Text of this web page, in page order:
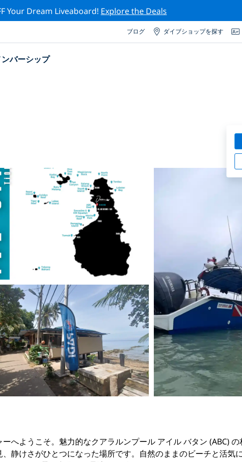
Your Dream Liveaboard! Explore the Deals
ブログ ダイブショップを探す
ンバーシップ
ーへようこそ。魅力的なクアラルンプール アイル バタン (ABC)
静けさがひとつになった場所です。自然のままのビーチと活気